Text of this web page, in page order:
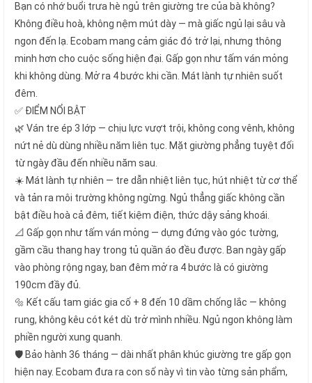
Bạn có nhớ buổi trưa hè ngủ trên giường tre của bà không?
Không điều hoà, không nệm mút dày — mà giấc ngủ lại sâu và
ngon đến lạ. Ecobam mang cảm giác đó trở lại, nhưng thông
minh hơn cho cuộc sống hiện đại. Gấp gọn như tấm ván mỏng
khi không dùng. Mở ra 4 bước khi cần. Mát lành tự nhiên suốt
đêm.
✅ ĐIỂM NỔI BẬT
🌿 Ván tre ép 3 lớp — chịu lực vượt trội, không cong vênh, không
nứt nẻ dù dùng nhiều năm liên tục. Mặt giường phẳng tuyệt đối
từ ngày đầu đến nhiều năm sau.
☀️ Mát lành tự nhiên — tre dẫn nhiệt liên tục, hút nhiệt từ cơ thể
và tản ra môi trường không ngừng. Ngủ thẳng giấc không cần
bật điều hoà cả đêm, tiết kiệm điện, thức dậy sảng khoái.
📐 Gấp gọn như tấm ván mỏng — dựng đứng vào góc tường,
gầm cầu thang hay trong tủ quần áo đều được. Ban ngày gấp
vào phòng rộng ngay, ban đêm mở ra 4 bước là có giường
190cm đầy đủ.
🔩 Kết cấu tam giác gia cố + 8 đến 10 dầm chống lắc — không
rung, không kêu cót két dù trở mình nhiều. Ngủ ngon không làm
phiền người xung quanh.
🛡️ Bảo hành 36 tháng — dài nhất phân khúc giường tre gấp gọn
hiện nay. Ecobam đưa ra con số này vì tin vào từng sản phẩm,